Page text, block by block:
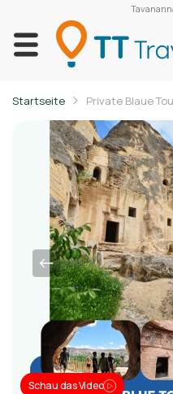
Startseite Private Blaue
Schau das Video